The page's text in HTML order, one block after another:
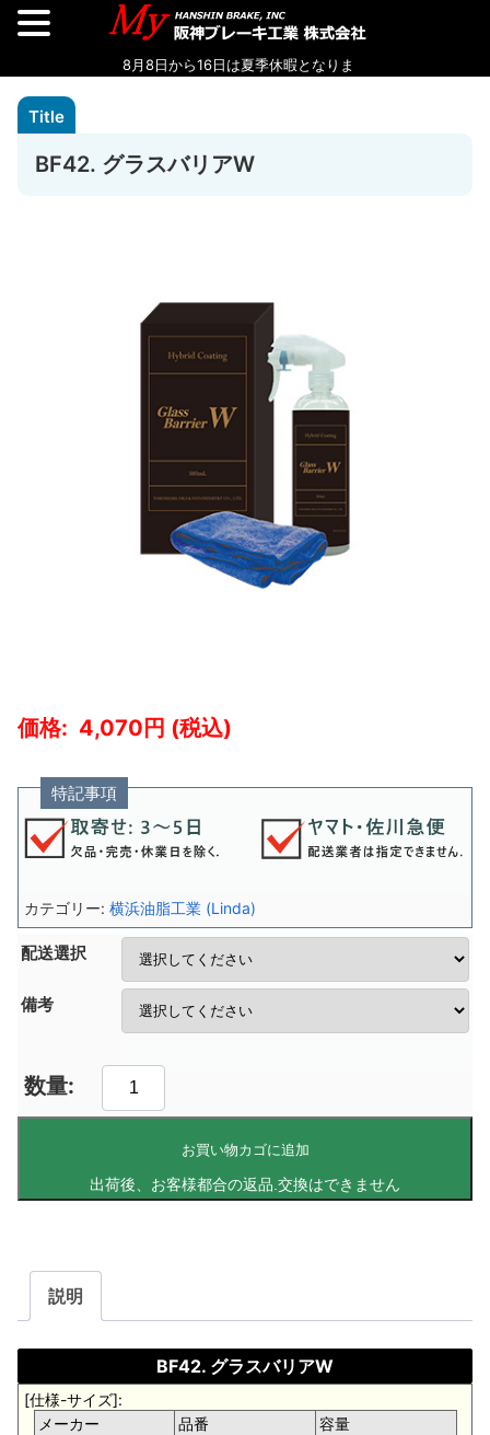
BF42. グラスバリアW
4,070
特記事項
配送選択
備考
お買い物カゴに追加
カテゴリー: 横浜油脂工業 (Linda)
説明
BF42. グラスバリアW
[仕様-サイズ]:
メーカー
品番
容量